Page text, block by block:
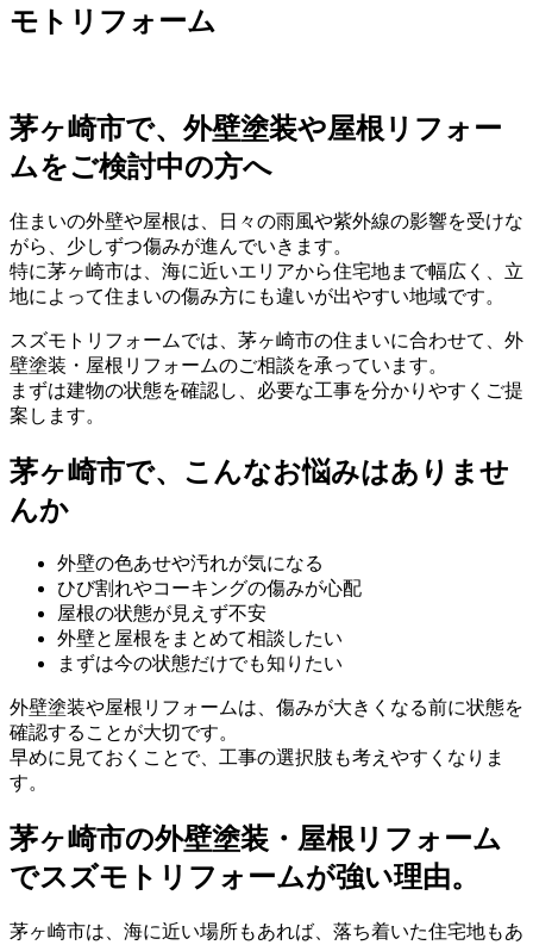
モトリフォーム
茅ヶ崎市で、外壁塗装や屋根リフォー
ムをご検討中の方へ
住まいの外壁や屋根は、日々の雨風や紫外線の影響を受けな
がら、少しずつ傷みが進んでいきます。
特に茅ヶ崎市は、海に近いエリアから住宅地まで幅広く、立
地によって住まいの傷み方にも違いが出やすい地域です。
スズモトリフォームでは、茅ヶ崎市の住まいに合わせて、外
壁塗装・屋根リフォームのご相談を承っています。
まずは建物の状態を確認し、必要な工事を分かりやすくご提
案します。
茅ヶ崎市で、こんなお悩みはありませ
んか
外壁の色あせや汚れが気になる
ひび割れやコーキングの傷みが心配
屋根の状態が見えず不安
外壁と屋根をまとめて相談したい
まずは今の状態だけでも知りたい
外壁塗装や屋根リフォームは、傷みが大きくなる前に状態を
確認することが大切です。
早めに見ておくことで、工事の選択肢も考えやすくなりま
す。
茅ヶ崎市の外壁塗装・屋根リフォーム
でスズモトリフォームが強い理由。
茅ヶ崎市は、海に近い場所もあれば、落ち着いた住宅地もあ